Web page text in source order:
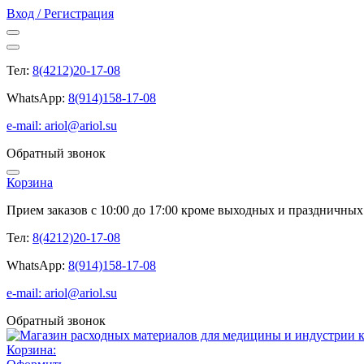
Вход / Регистрация
Тел: 8(4212)20-17-08
WhatsApp: 8(914)158-17-08
e-mail: ariol@ariol.su
Обратный звонок
Корзина
Прием заказов с 10:00 до 17:00 кроме выходных и
Тел: 8(4212)20-17-08
WhatsApp: 8(914)158-17-08
e-mail: ariol@ariol.su
Обратный звонок
Корзина: